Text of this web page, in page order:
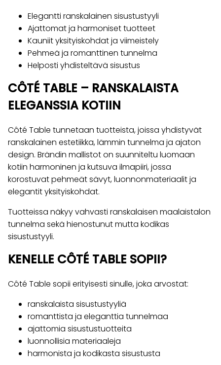
Elegantti ranskalainen sisustustyyli
Ajattomat ja harmoniset tuotteet
Kauniit yksityiskohdat ja viimeistely
Pehmeä ja romanttinen tunnelma
Helposti yhdisteltävä sisustus
CÔTÉ TABLE – RANSKALAISTA
ELEGANSSIA KOTIIN
Côté Table tunnetaan tuotteista, joissa yhdistyvät
ranskalainen estetiikka, lämmin tunnelma ja ajaton
design. Brändin mallistot on suunniteltu luomaan
kotiin harmoninen ja kutsuva ilmapiiri, jossa
korostuvat pehmeät sävyt, luonnonmateriaalit ja
elegantit yksityiskohdat.
Tuotteissa näkyy vahvasti ranskalaisen maalaistalon
tunnelma sekä hienostunut mutta kodikas
sisustustyyli.
KENELLE CÔTÉ TABLE SOPII?
Côté Table sopii erityisesti sinulle, joka arvostat:
ranskalaista sisustustyyliä
romanttista ja eleganttia tunnelmaa
ajattomia sisustustuotteita
luonnollisia materiaaleja
harmonista ja kodikasta sisustusta